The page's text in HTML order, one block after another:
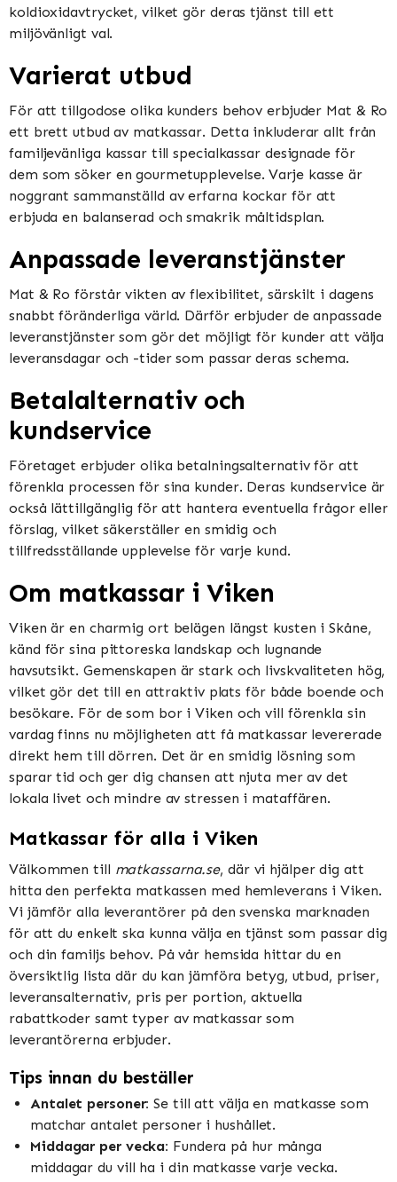
koldioxidavtrycket, vilket gör deras tjänst till ett
miljövänligt val.
Varierat utbud
För att tillgodose olika kunders behov erbjuder Mat & Ro
ett brett utbud av matkassar. Detta inkluderar allt från
familjevänliga kassar till specialkassar designade för
dem som söker en gourmetupplevelse. Varje kasse är
noggrant sammanställd av erfarna kockar för att
erbjuda en balanserad och smakrik måltidsplan.
Anpassade leveranstjänster
Mat & Ro förstår vikten av flexibilitet, särskilt i dagens
snabbt föränderliga värld. Därför erbjuder de anpassade
leveranstjänster som gör det möjligt för kunder att välja
leveransdagar och -tider som passar deras schema.
Betalalternativ och
kundservice
Företaget erbjuder olika betalningsalternativ för att
förenkla processen för sina kunder. Deras kundservice är
också lättillgänglig för att hantera eventuella frågor eller
förslag, vilket säkerställer en smidig och
tillfredsställande upplevelse för varje kund.
Om matkassar i Viken
Viken är en charmig ort belägen längst kusten i Skåne,
känd för sina pittoreska landskap och lugnande
havsutsikt. Gemenskapen är stark och livskvaliteten hög,
vilket gör det till en attraktiv plats för både boende och
besökare. För de som bor i Viken och vill förenkla sin
vardag finns nu möjligheten att få matkassar levererade
direkt hem till dörren. Det är en smidig lösning som
sparar tid och ger dig chansen att njuta mer av det
lokala livet och mindre av stressen i mataffären.
Matkassar för alla i Viken
Välkommen till matkassarna.se, där vi hjälper dig att
hitta den perfekta matkassen med hemleverans i Viken.
Vi jämför alla leverantörer på den svenska marknaden
för att du enkelt ska kunna välja en tjänst som passar dig
och din familjs behov. På vår hemsida hittar du en
översiktlig lista där du kan jämföra betyg, utbud, priser,
leveransalternativ, pris per portion, aktuella
rabattkoder samt typer av matkassar som
leverantörerna erbjuder.
Tips innan du beställer
Antalet personer: Se till att välja en matkasse som
matchar antalet personer i hushållet.
Middagar per vecka: Fundera på hur många
middagar du vill ha i din matkasse varje vecka.